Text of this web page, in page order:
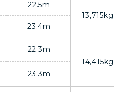
22.5m
13,715kg
23.4m
22.3m
14,415kg
23.3m